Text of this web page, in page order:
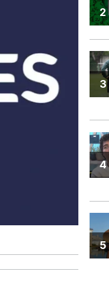
2
3
4
5